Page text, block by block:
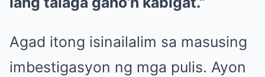
Agad itong isinailalim sa masusing
imbestigasyon ng mga pulis. Ayon